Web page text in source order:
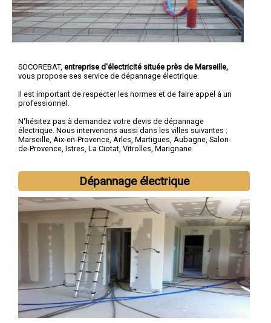
SOCOREBAT, entreprise d'électricité située près de Marseille,
vous propose ses service de dépannage électrique.
Il est important de respecter les normes et de faire appel à un
professionnel.
N'hésitez pas à demandez votre devis de dépannage
électrique . Nous intervenons aussi dans les villes suivantes :
Marseille Aix-en-Provence Arles Martigues Aubagne Salon-
de-Provence Istres La Ciotat Vitrolles Marignane
Dépannage électrique